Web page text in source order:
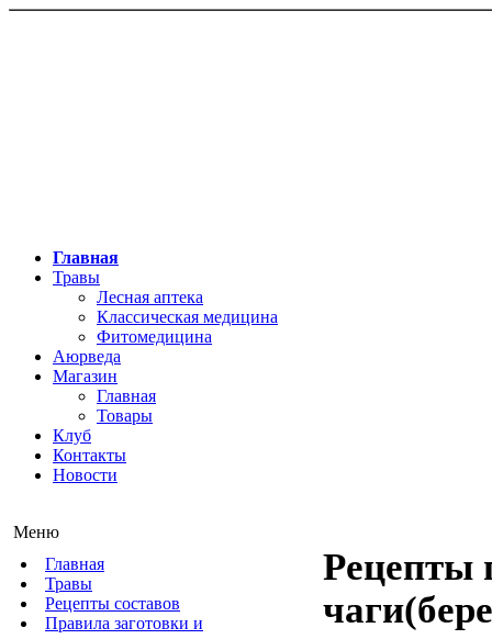
Главная
Травы
Лесная аптека
Классическая медицина
Фитомедицина
Аюрведа
Магазин
Главная
Товары
Клуб
Контакты
Новости
Меню
Главная
Травы
Рецепты составов
Правила заготовки и
Рецепты